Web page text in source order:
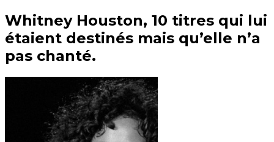
Whitney Houston, 10 titres qui lui
étaient destinés mais qu’elle n’a
pas chanté.